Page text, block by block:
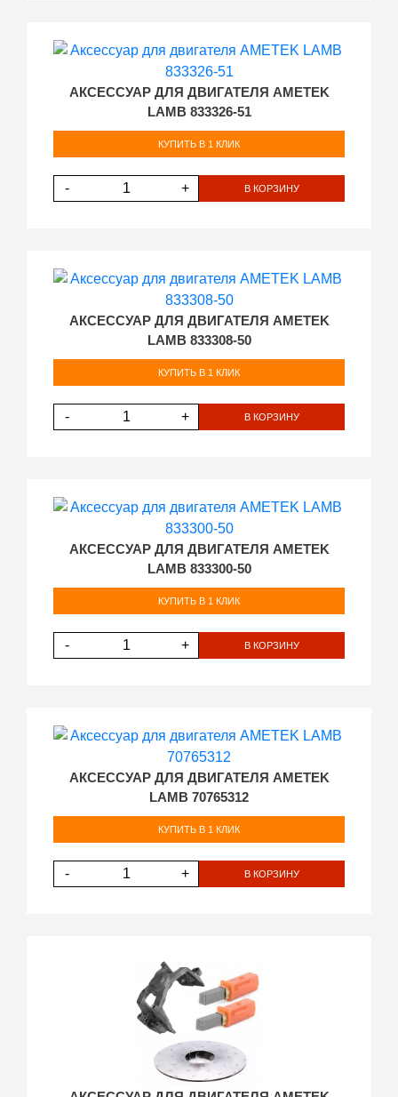
АКСЕССУАР ДЛЯ ДВИГАТЕЛЯ AMETEK
LAMB 833326-51
КУПИТЬ В 1 КЛИК
- + В КОРЗИНУ
АКСЕССУАР ДЛЯ ДВИГАТЕЛЯ AMETEK
LAMB 833308-50
КУПИТЬ В 1 КЛИК
- + В КОРЗИНУ
АКСЕССУАР ДЛЯ ДВИГАТЕЛЯ AMETEK
LAMB 833300-50
КУПИТЬ В 1 КЛИК
- + В КОРЗИНУ
АКСЕССУАР ДЛЯ ДВИГАТЕЛЯ AMETEK
LAMB 70765312
КУПИТЬ В 1 КЛИК
- + В КОРЗИНУ